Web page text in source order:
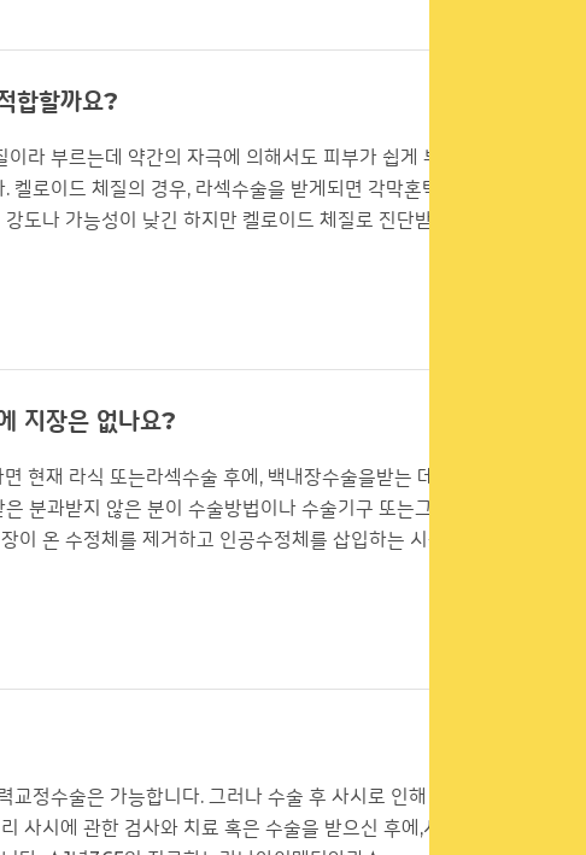
합할까요?
라 부르는데 약간의 자극에 의해서도 피부가 쉽게 부어
로이드 체질의 경우, 라섹수술을 받게되면 각막혼탁의
도나 가능성이 낮긴 하지만 켈로이드 체질로 진단받으
지장은 없나요?
재 라식 또는라섹수술 후에, 백내장수술을받는 데 큰
분과받지 않은 분이 수술방법이나 수술기구 또는그외
온 수정체를 제거하고 인공수정체를 삽입하는 시술
정수술은 가능합니다. 그러나 수술 후 사시로 인해 복
사시에 관한 검사와 치료 혹은 수술을 받으신 후에,시력